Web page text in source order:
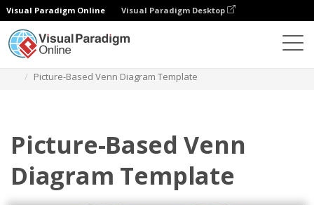
Visual Paradigm Online Visual Paradigm Desktop
Picture-Based Venn Diagram Template
Picture-Based Venn
Diagram Template